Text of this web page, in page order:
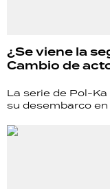
¿Se viene la
Cambio de
La serie de Pol-
su desembarco